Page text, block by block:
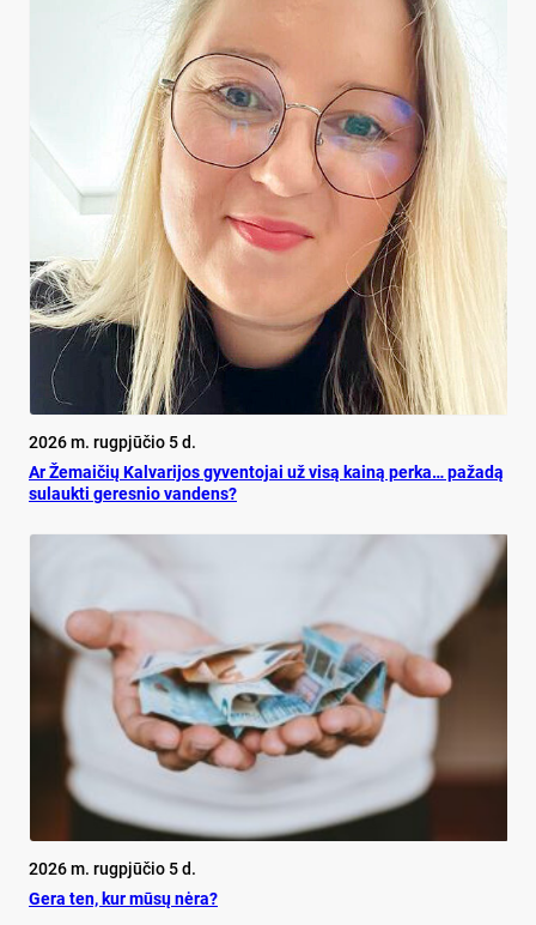
2026 m. rugpjūčio 5 d.
Ar Že­mai­čių Kal­va­ri­jos gy­ven­to­jai už vi­są kai­ną per­ka… pa­ža­dą
su­lauk­ti ge­res­nio van­dens?
2026 m. rugpjūčio 5 d.
Ge­ra ten, kur mū­sų nė­ra?